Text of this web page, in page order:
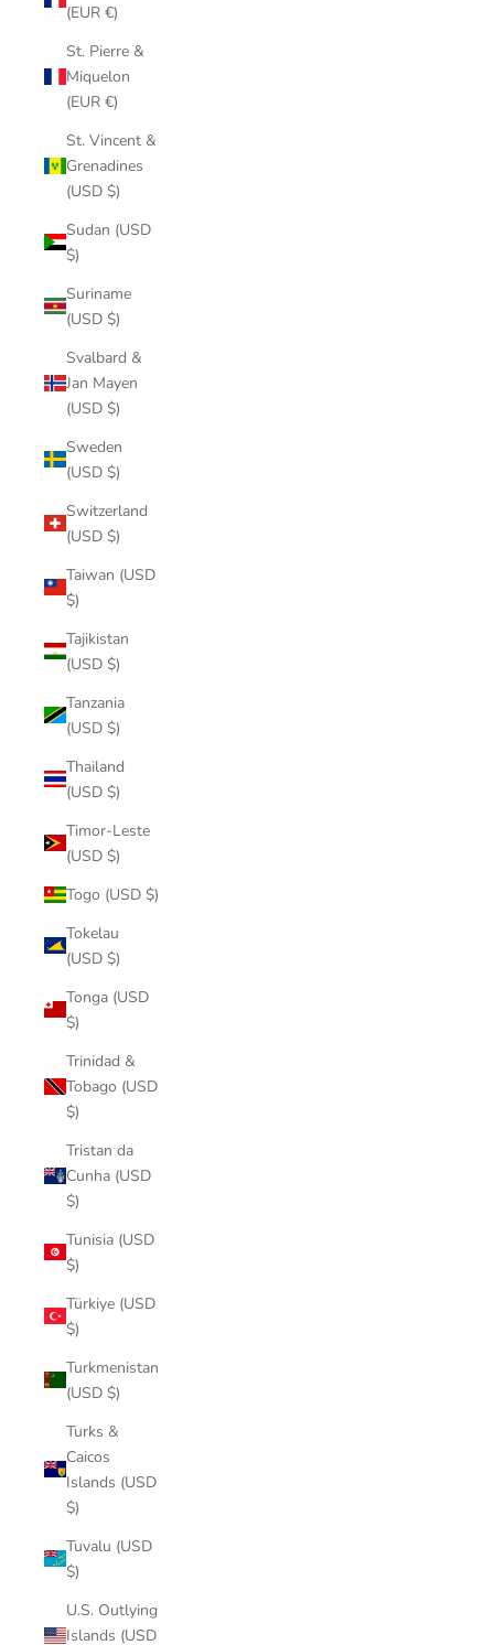
(EUR €)
St. Pierre &
Miquelon
(EUR €)
St. Vincent &
Grenadines
(USD $)
Sudan (USD
$)
Suriname
(USD $)
Svalbard &
Jan Mayen
(USD $)
Sweden
(USD $)
Switzerland
(USD $)
Taiwan (USD
$)
Tajikistan
(USD $)
Tanzania
(USD $)
Thailand
(USD $)
Timor-Leste
(USD $)
Togo (USD $)
Tokelau
(USD $)
Tonga (USD
$)
Trinidad &
Tobago (USD
$)
Tristan da
Cunha (USD
$)
Tunisia (USD
$)
Türkiye (USD
$)
Turkmenistan
(USD $)
Turks &
Caicos
Islands (USD
$)
Tuvalu (USD
$)
U.S. Outlying
Islands (USD